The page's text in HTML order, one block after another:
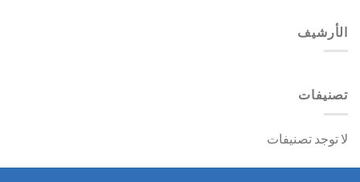
الأرشيف
تصنيفات
لا توجد تصنيفات